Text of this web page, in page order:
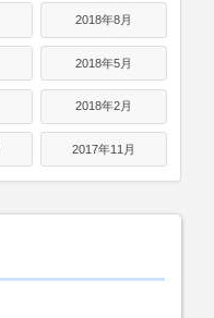
2018年8月
2018年5月
2018年2月
2017年11月